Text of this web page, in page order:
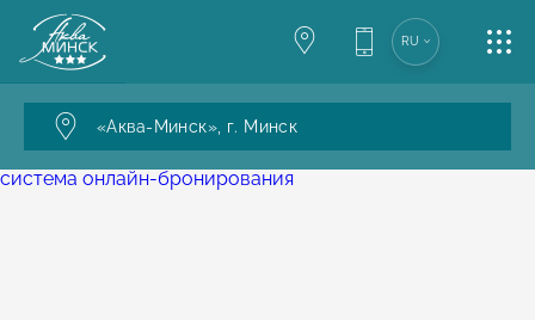
«Аква-Минск», г. Минск
RU
АКВАПАРК
МЕРОПРИЯТИЯ
система онлайн-бронирования